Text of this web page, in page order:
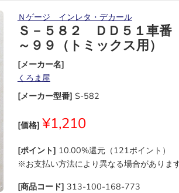
Ｎゲージ インレタ・デカール
Ｓ－５８２ ＤＤ５１車番
～９９（トミックス用）
[メーカー名]
くろま屋
[メーカー型番] S-582
[価格] ¥1,210
[ポイント] 10.00%還元（121ポイント）
※お支払い方法により異なる場合があります
[商品コード] 313-100-168-773